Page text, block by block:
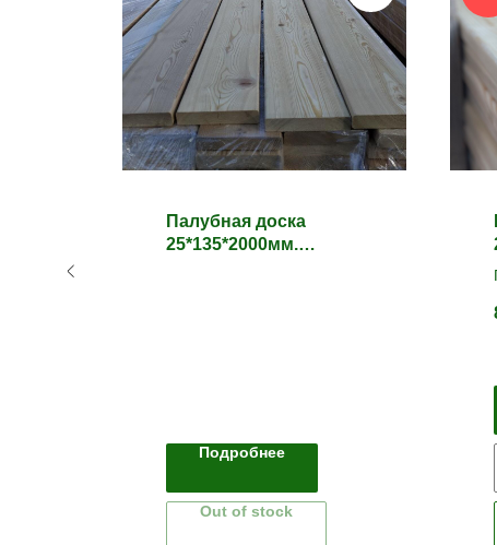
Палубная доска
25*135*2000мм.
Подробнее
Out of stock